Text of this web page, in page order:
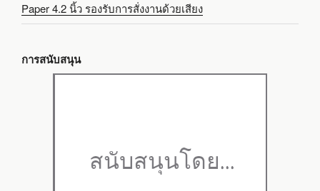
Paper 4.2 นิ้ว รองรับการสั่งงานด้วยเสียง
การสนับสนุน